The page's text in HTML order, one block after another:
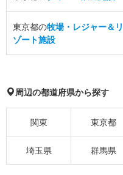
東京都の牧場・レジャー＆リ
ゾート施設
周辺の都道府県から探す
関東 東京都
埼玉県 群馬県